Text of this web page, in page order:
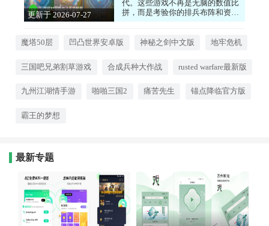
更新于 2026-07-27
代。这些游戏不再是无脑的数值比
拼，而是考验你的排兵布阵和资源
统筹能力。你需要招募各路名将，
战场上以少胜多。无论是攻城略地
于喜欢运筹帷幄、决胜千里的玩家
魔塔50层 凹凸世界安卓版 神秘之剑中文版 地牢危机
三国吧兄弟割草游戏 合成兵种大作战 rusted warfare最新版
九州江湖情手游 啪啪三国2 痛苦先生 锚点降临官方版
霸王的梦想
最新专题